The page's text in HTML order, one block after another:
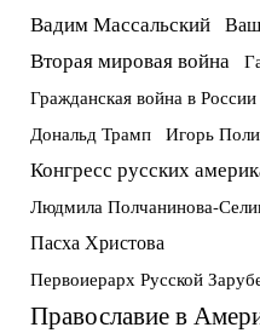
Вадим Массальский
Вторая мировая война
Гражданская война в России
Дональд Трамп Игорь
Конгресс русских
Людмила Полчанинова-
Пасха Христова
Первоиерарх Русской
Православие в